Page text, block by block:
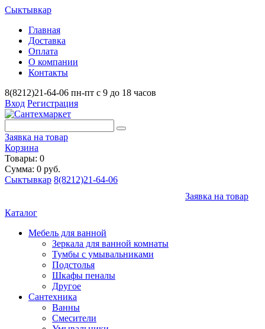
Сыктывкар
Главная
Доставка
Оплата
О компании
Контакты
8(8212)21-64-06 пн-пт с 9 до 18 часов
Вход Регистрация
Заявка на товар
Корзина
Товары: 0
Сумма: 0 руб.
Сыктывкар 8(8212)21-64-06
Заявка на товар
Каталог
Мебель для ванной
Зеркала для ванной комнаты
Тумбы с умывальниками
Подстолья
Шкафы пеналы
Другое
Сантехника
Ванны
Смесители